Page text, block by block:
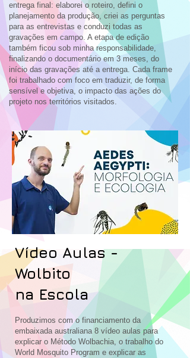
entrega final: elaborei o roteiro, defini o
planejamento da produção, criei as perguntas
para as entrevistas e conduzi todas as
gravações em campo. A etapa de edição
também ficou sob minha responsabilidade,
finalizando o documentário em 3 meses, do
início das gravações até a entrega. Cada frame
foi trabalhado com foco em traduzir, de forma
sensível e objetiva, o impacto das ações do
projeto nos territórios visitados.
Vídeo Aulas -
Wolbito
na Escola
Produzimos com o financiamento da
embaixada australiana 8 vídeo aulas para
explicar o Método Wolbachia, o trabalho do
World Mosquito Program e explicar as